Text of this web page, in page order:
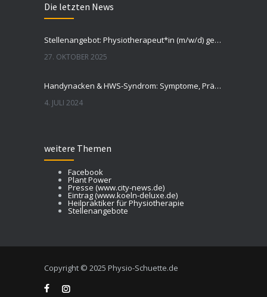
Die letzten News
Stellenangebot: Physiotherapeut*in (m/w/d) gesucht
27. OKTOBER 2025
Handynacken & HWS-Syndrom: Symptome, Prävention, Tipps
4. JULI 2024
weitere Themen
Facebook
Plant Power
Presse (www.city-news.de)
Eintrag (www.koeln-deluxe.de)
Heilpraktiker für Physiotherapie
Stellenangebote
Copyright © 2025 Physio-Schuette.de